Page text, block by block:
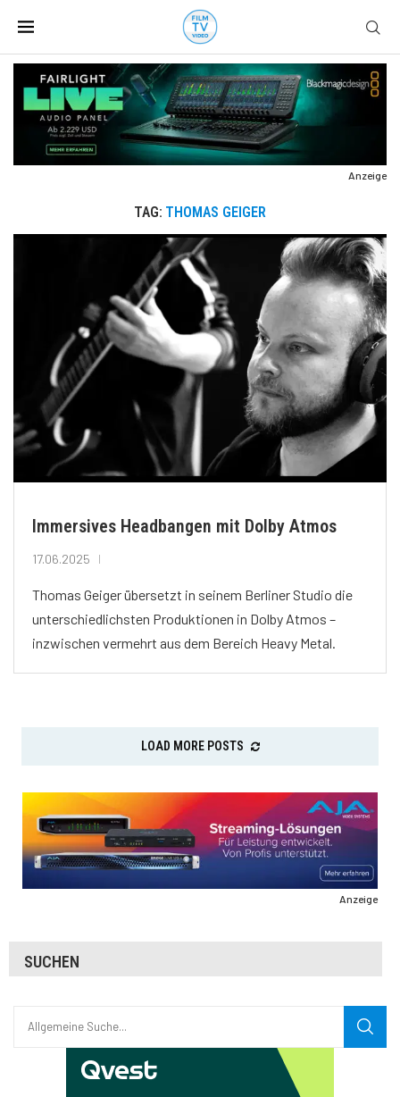
Anzeige
TAG: THOMAS GEIGER
Immersives Headbangen mit Dolby Atmos
17.06.2025
Thomas Geiger übersetzt in seinem Berliner Studio die
unterschiedlichsten Produktionen in Dolby Atmos –
inzwischen vermehrt aus dem Bereich Heavy Metal.
LOAD MORE POSTS
Anzeige
SUCHEN